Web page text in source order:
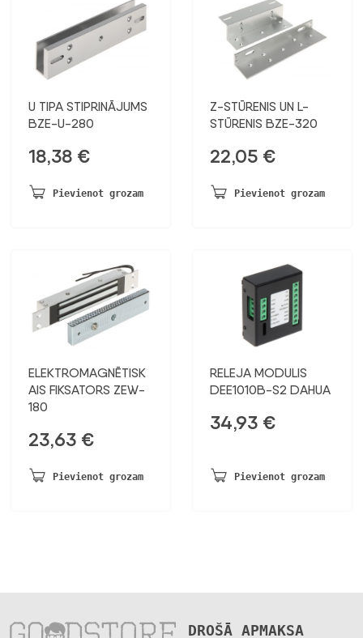
U TIPA STIPRINĀJUMS
BZE-U-280
18,38 €
Pievienot grozam
Z-STŪRENIS UN L-
STŪRENIS BZE-320
22,05 €
Pievienot grozam
ELEKTROMAGNĒTISK
AIS FIKSATORS ZEW-
180
23,63 €
Pievienot grozam
RELEJA MODULIS
DEE1010B-S2 DAHUA
34,93 €
Pievienot grozam
DROŠĀ APMAKSA